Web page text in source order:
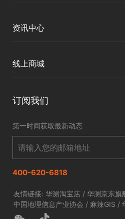
精准农业
数字施工
智慧交通
智慧海洋
智慧农业
智慧林草
投资者关系
申请成为伙伴
资讯中心
线上商城
订阅我们
第一时间获取最新动态
400-620-6818
友情链接:华测淘宝店 /华测京东旗
中国地理信息产业协会 / 麻辣GIS /